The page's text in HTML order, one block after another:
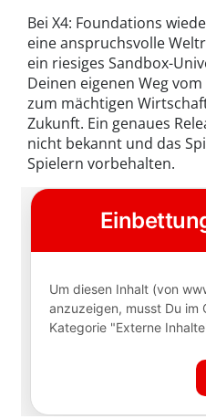
Bei X4: Foundations
eine anspruchsvolle
ein riesiges Sandbox-
Deinen eigenen Weg
zum mächtigen
Zukunft. Ein genaues
nicht bekannt und das
Spielern vorbehalten.